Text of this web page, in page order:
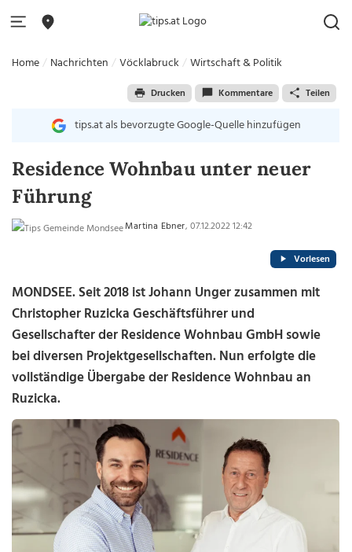
Home Nachrichten Vöcklabruck Wirtschaft & Politik
Drucken Kommentare Teilen
tips.at als bevorzugte Google-Quelle hinzufügen
Residence Wohnbau unter neuer
Führung
Martina Ebner, 07.12.2022 12:42
Vorlesen
MONDSEE. Seit 2018 ist Johann Unger zusammen mit
Christopher Ruzicka Geschäftsführer und
Gesellschafter der Residence Wohnbau GmbH sowie
bei diversen Projektgesellschaften. Nun erfolgte die
vollständige Übergabe der Residence Wohnbau an
Ruzicka.